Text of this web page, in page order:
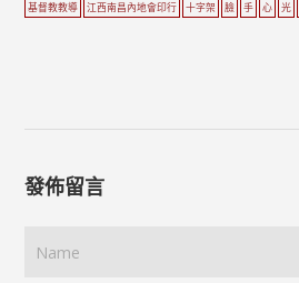
基督教教導 江西南昌內地會印行 十字架 臉 手 心 光
發佈留言